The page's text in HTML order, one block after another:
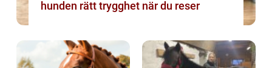
hunden rätt trygghet när du reser